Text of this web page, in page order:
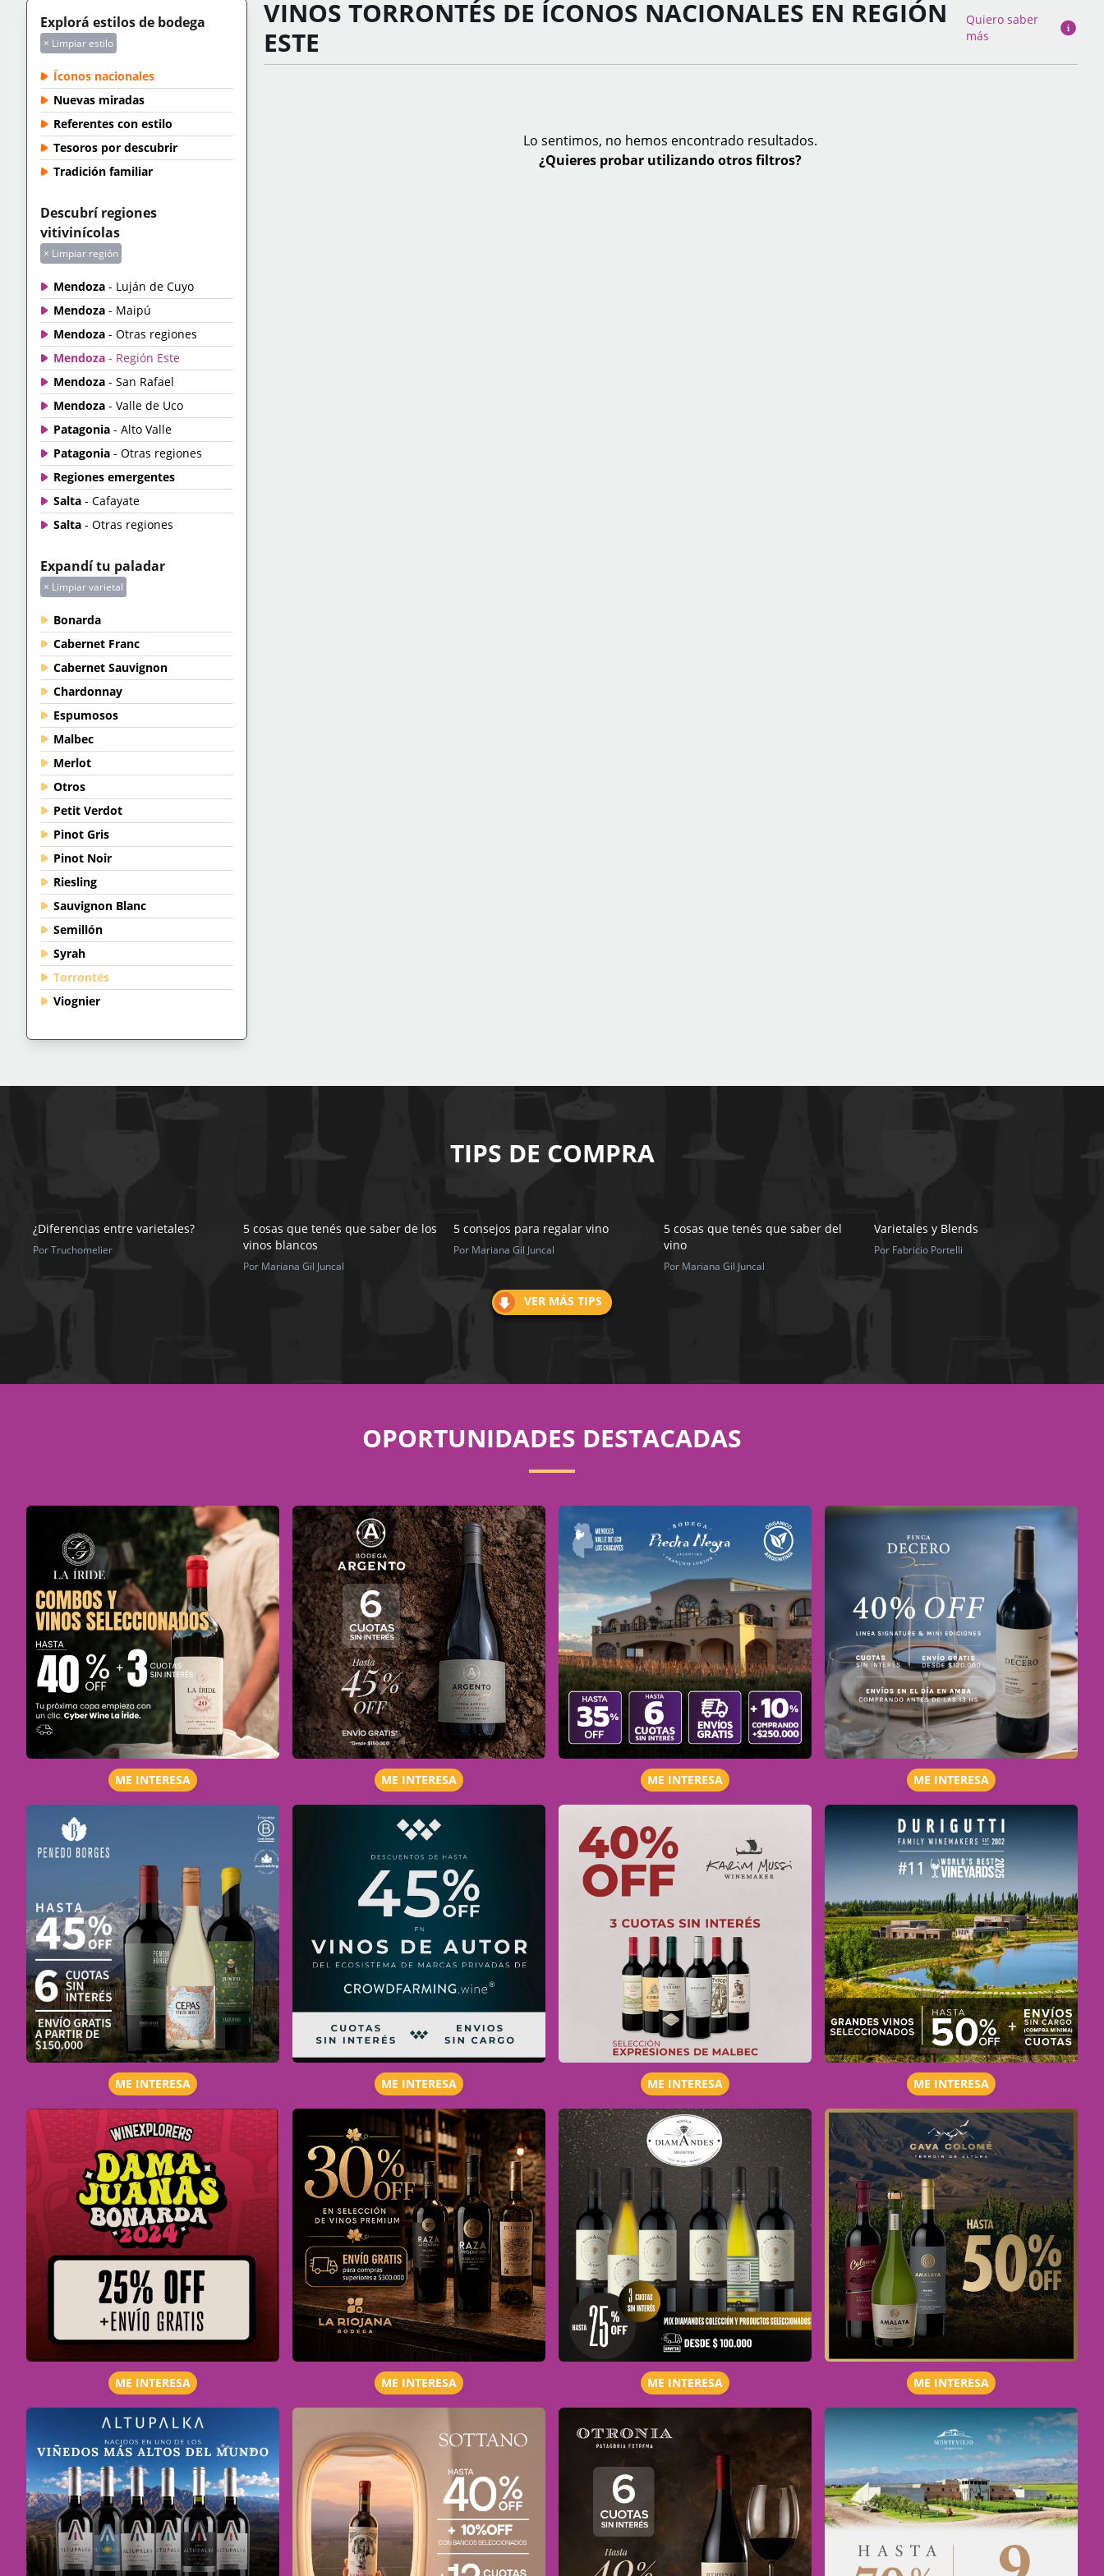
Explorá estilos de bodega
× Limpiar estilo
Íconos nacionales
Nuevas miradas
Referentes con estilo
Tesoros por descubrir
Tradición familiar
Descubrí regiones
vitivinícolas
× Limpiar región
Mendoza - Luján de Cuyo
Mendoza - Maipú
Mendoza - Otras regiones
Mendoza - Región Este
Mendoza - San Rafael
Mendoza - Valle de Uco
Patagonia - Alto Valle
Patagonia - Otras regiones
Regiones emergentes
Salta - Cafayate
Salta - Otras regiones
Expandí tu paladar
× Limpiar varietal
Bonarda
Cabernet Franc
Cabernet Sauvignon
Chardonnay
Espumosos
Malbec
Merlot
Otros
Petit Verdot
Pinot Gris
Pinot Noir
Riesling
Sauvignon Blanc
Semillón
Syrah
Torrontés
Viognier
VINOS TORRONTÉS DE ÍCONOS NACIONALES EN REGIÓN
ESTE
Quiero saber
más
Lo sentimos, no hemos encontrado resultados.
¿Quieres probar utilizando otros filtros?
TIPS DE COMPRA
¿Diferencias entre varietales?
Por Truchomelier
5 cosas que tenés que saber de los
vinos blancos
Por Mariana Gil Juncal
5 consejos para regalar vino
Por Mariana Gil Juncal
5 cosas que tenés que saber del
vino
Por Mariana Gil Juncal
Varietales y Blends
Por Fabricio Portelli
VER MÁS TIPS
OPORTUNIDADES DESTACADAS
ME INTERESA ME INTERESA ME INTERESA ME INTERESA
ME INTERESA ME INTERESA ME INTERESA ME INTERESA
ME INTERESA ME INTERESA ME INTERESA ME INTERESA